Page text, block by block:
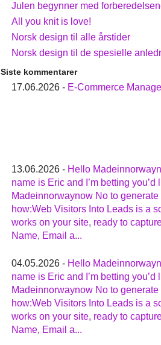
Julen begynner med
All you knit is love!
Norsk design til alle årstider
Norsk design til de spesielle
Siste kommentarer
17.06.2026 - E-Commerce
13.06.2026 - Hello
name is Eric and I’m betting
Madeinnorwaynow No to generate
how:Web Visitors Into Leads is a
works on your site, ready to
Name, Email a...
04.05.2026 - Hello
name is Eric and I’m betting
Madeinnorwaynow No to generate
how:Web Visitors Into Leads is a
works on your site, ready to
Name, Email a...